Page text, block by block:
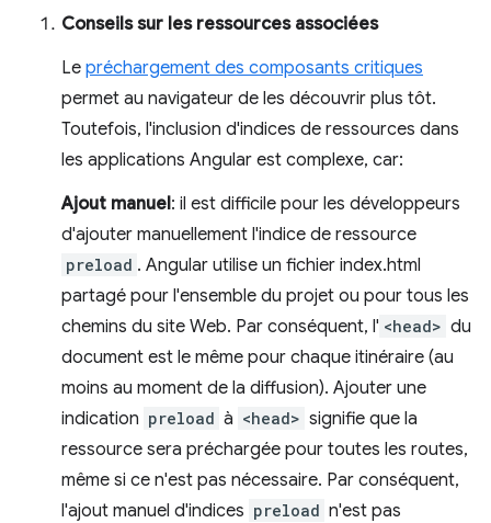
Conseils sur les ressources associées
Le préchargement des composants critiques
permet au navigateur de les découvrir plus tôt.
Toutefois, l'inclusion d'indices de ressources dans
les applications Angular est complexe, car:
Ajout manuel: il est difficile pour les développeurs
d'ajouter manuellement l'indice de ressource
preload . Angular utilise un fichier index.html
partagé pour l'ensemble du projet ou pour tous les
chemins du site Web. Par conséquent, l' <head> du
document est le même pour chaque itinéraire (au
moins au moment de la diffusion). Ajouter une
indication preload à <head> signifie que la
ressource sera préchargée pour toutes les routes,
même si ce n'est pas nécessaire. Par conséquent,
l'ajout manuel d'indices preload n'est pas